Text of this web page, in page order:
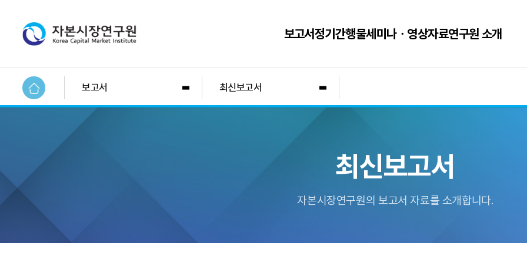
보고서정기간행물세미나ㆍ영상자료연구원 소개
보고서 최신보고서
최신보고서
자본시장연구원의 보고서 자료를 소개합니다.